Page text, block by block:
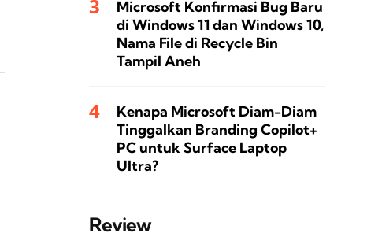
Microsoft Konfirmasi Bug Baru
di Windows 11 dan Windows 10,
Nama File di Recycle Bin
Tampil Aneh
Kenapa Microsoft Diam-Diam
Tinggalkan Branding Copilot+
PC untuk Surface Laptop
Ultra?
Review